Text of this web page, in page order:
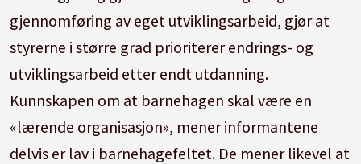
gjennomføring av eget utviklingsarbeid, gjør at
styrerne i større grad prioriterer endrings- og
utviklingsarbeid etter endt utdanning.
Kunnskapen om at barnehagen skal være en
«lærende organisasjon», mener informantene
delvis er lav i barnehagefeltet. De mener likevel at